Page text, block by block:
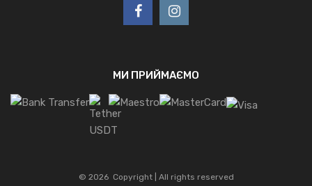
МИ ПРИЙМАЄМО
© 2026 Copyright | All rights reserved